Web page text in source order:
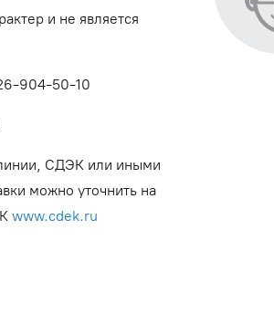
и не является
904-50-10
СДЭК или иными
можно уточнить на
www.cdek.ru